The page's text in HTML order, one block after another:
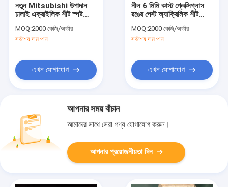
নতুন Mitsubishi উপাদান
ঢালাই এক্রাইলিক শীট স্পষ্ট
MOQ:2000 কেজি/অর্ডার
সর্বশেষ দাম পান
এখন যোগাযোগ
নীল 6 মিমি কাস্ট প্লেক্সিগ্লাস
রঙের পেস্ট অ্যাক্রিলিক শীট
MOQ:2000 কেজি/অর্ডার
সর্বশেষ দাম পান
এখন যোগাযোগ
আপনার সময় বাঁচান
আমাদের সাথে সেরা পণ্য যোগাযোগ করুন।
আপনার প্রয়োজনীয়তা দিন